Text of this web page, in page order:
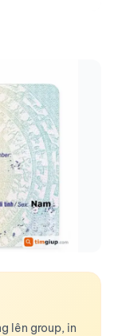
lên group, in